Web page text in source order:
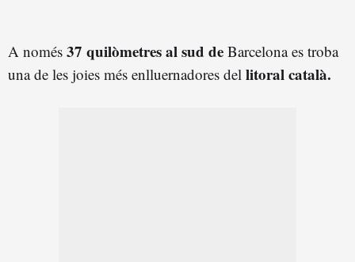
A només 37 quilòmetres al sud de Barcelona es troba
una de les joies més enlluernadores del litoral català.